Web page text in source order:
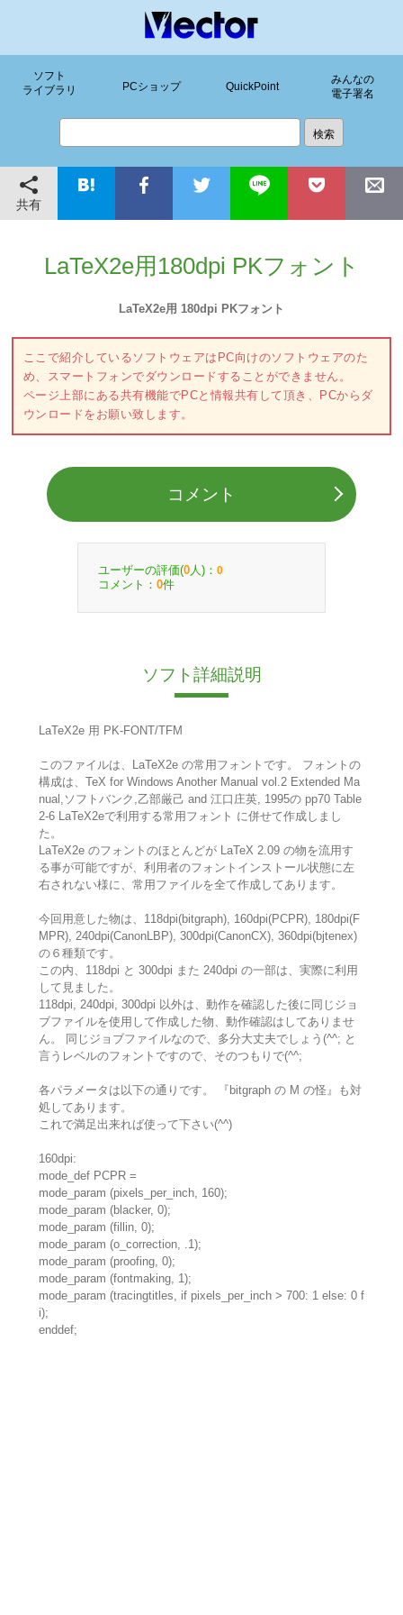
ソフト
ライブラリ
PCショップ QuickPoint
みんなの
電子署名
共有
LaTeX2e用180dpi PKフォント
LaTeX2e用 180dpi PKフォント
ここで紹介しているソフトウェアはPC向けのソフトウェアのた
め、スマートフォンでダウンロードすることができません。
ページ上部にある共有機能でPCと情報共有して頂き、PCからダ
ウンロードをお願い致します。
コメント
ユーザーの評価(0 人)： 0
コメント： 0件
ソフト詳細説明
LaTeX2e 用 PK-FONT/TFM
このファイルは、LaTeX2e の常用フォントです。 フォントの
構成は、TeX for Windows Another Manual vol.2 Extended Ma
nual,ソフトバンク,乙部厳己 and 江口庄英, 1995の pp70 Table
2-6 LaTeX2eで利用する常用フォント に併せて作成しまし
た。
LaTeX2e のフォントのほとんどが LaTeX 2.09 の物を流用す
る事が可能ですが、利用者のフォントインストール状態に左
右されない様に、常用ファイルを全て作成してあります。
今回用意した物は、118dpi(bitgraph), 160dpi(PCPR), 180dpi(F
MPR), 240dpi(CanonLBP), 300dpi(CanonCX), 360dpi(bjtenex)
の６種類です。
この内、118dpi と 300dpi また 240dpi の一部は、実際に利用
して見ました。
118dpi, 240dpi, 300dpi 以外は、動作を確認した後に同じジョ
ブファイルを使用して作成した物、動作確認はしてありませ
ん。 同じジョブファイルなので、多分大丈夫でしょう(^^; と
言うレベルのフォントですので、そのつもりで(^^;
各パラメータは以下の通りです。 『bitgraph の M の怪』も対
処してあります。
これで満足出来れば使って下さい(^^)
160dpi:
mode_def PCPR =
mode_param (pixels_per_inch, 160);
mode_param (blacker, 0);
mode_param (fillin, 0);
mode_param (o_correction, .1);
mode_param (proofing, 0);
mode_param (fontmaking, 1);
mode_param (tracingtitles, if pixels_per_inch > 700: 1 else: 0 f
i);
enddef;